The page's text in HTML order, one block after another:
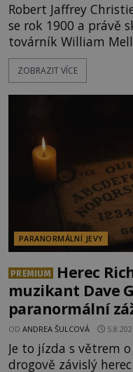
Robert Jaffrey
se rok 1900 a právě
továrník William
Smutná událost je
dědictvím... Robertu připadne rodinné sídlo v
ta, na niž přijde
ZOBRAZIT VÍCE
PARANORMÁLNÍ JEVY
PREMIUM
Herec
muzikant Dave
paranormální
OD ANDREA ŠULCOVÁ
Je to jízda s větrem
drogově závislý